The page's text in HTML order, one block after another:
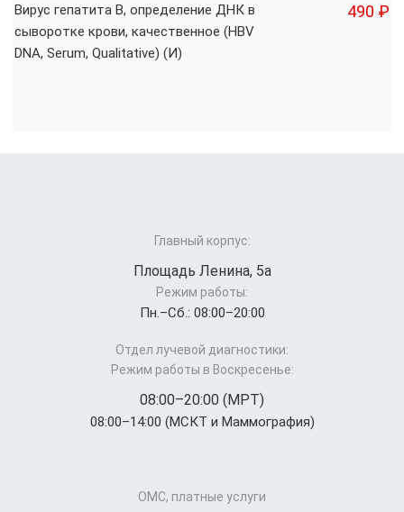
Вирус гепатита B, определение ДНК в
сыворотке крови, качественное (HBV
DNA, Serum, Qualitative) (И)
490 ₽
Главный корпус:
Площадь Ленина, 5а
Режим работы:
Пн.–Cб.: 08:00–20:00
Отдел лучевой диагностики:
Режим работы в Воскресенье:
08:00–20:00 (МРТ)
08:00–14:00 (МСКТ и Маммография)
ОМС, платные услуги